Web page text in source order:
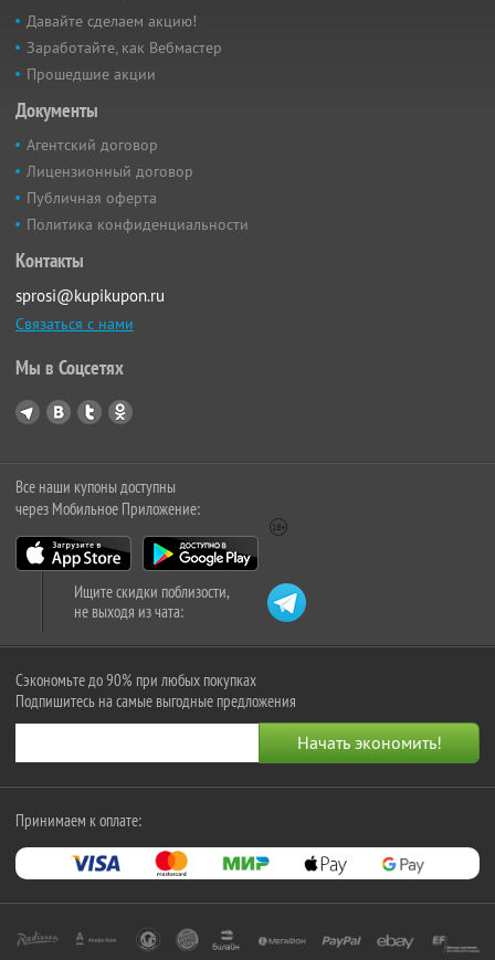
Давайте сделаем акцию!
Заработайте, как Вебмастер
Прошедшие акции
Документы
Агентский договор
Лицензионный договор
Публичная оферта
Политика конфиденциальности
Контакты
sprosi@kupikupon.ru
Связаться с нами
Мы в Соцсетях
Все наши купоны доступны
через Мобильное Приложение:
Ищите скидки поблизости,
не выходя из чата:
Сэкономьте до 90% при любых покупках
Подпишитесь на самые выгодные предложения
Принимаем к оплате: